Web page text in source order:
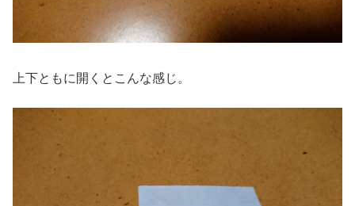
上下ともに開くとこんな感じ。